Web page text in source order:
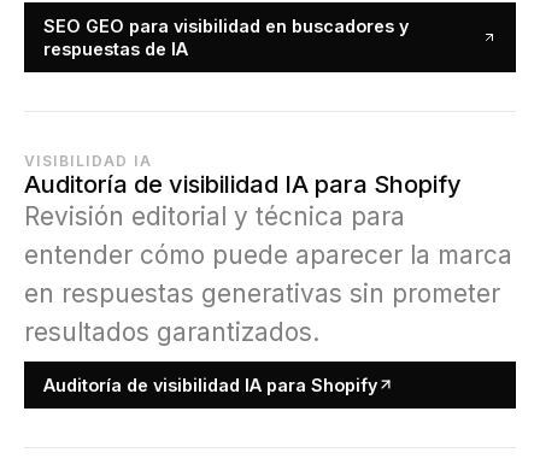
SEO GEO para visibilidad en buscadores y
respuestas de IA
VISIBILIDAD IA
Auditoría de visibilidad IA para Shopify
Revisión editorial y técnica para
entender cómo puede aparecer la marca
en respuestas generativas sin prometer
resultados garantizados.
Auditoría de visibilidad IA para Shopify